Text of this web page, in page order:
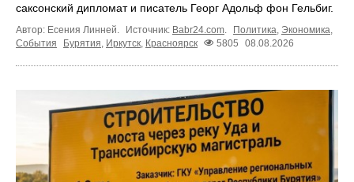
саксонский дипломат и писатель Георг Адольф фон Гельбиг.
Автор: Есения Линней. Источник: Babr24.com. Политика, Экономика,
События
Бурятия, Иркутск, Красноярск 5805 08.08.2026